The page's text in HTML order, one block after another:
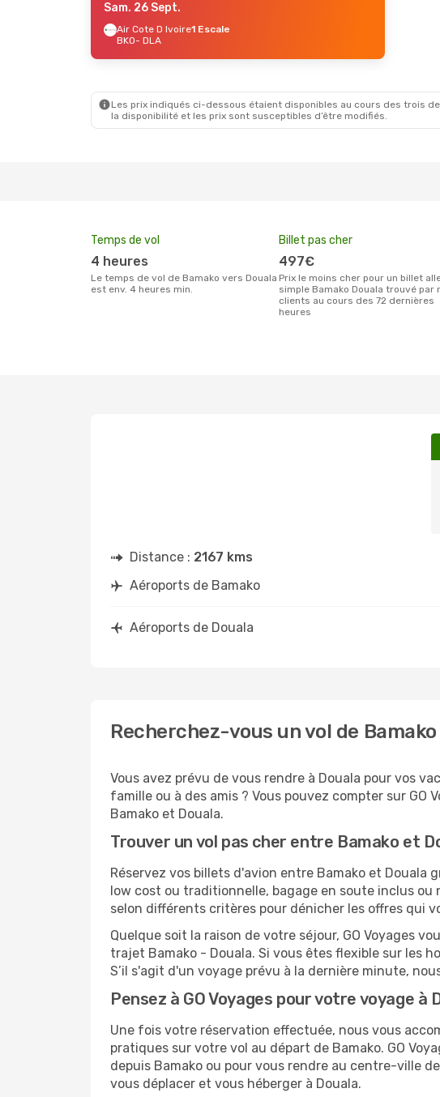
- Jeu. 24 Sept.
1 Escale
Sam. 26 Sept.
Air Cote D Ivoire1 Escale
BKO- DLA
Les prix indiqués ci-dessous étaient disponibles au cours des trois
la disponibilité et les prix sont susceptibles d’être modifiés.
Temps de vol
4 heures
Le temps de vol de Bamako vers Douala
est env. 4 heures min.
Billet pas cher
497€
Prix le moins cher pour un billet aller
simple Bamako Douala trouvé par
clients au cours des 72 dernières
heures
Distance : 2167 kms
Aéroports de Bamako
Aéroports de Douala
Recherchez-vous un vol de Bamako
Vous avez prévu de vous rendre à Douala pour vos
famille ou à des amis ? Vous pouvez compter sur
Bamako et Douala.
Trouver un vol pas cher entre Bamako et
Réservez vos billets d'avion entre Bamako et Douala
low cost ou traditionnelle, bagage en soute inclus
selon différents critères pour dénicher les offres qui
Quelque soit la raison de votre séjour, GO Voyages
trajet Bamako - Douala. Si vous êtes flexible sur les
S’il s'agit d'un voyage prévu à la dernière minute,
Pensez à GO Voyages pour votre voyage à
Une fois votre réservation effectuée, nous vous
pratiques sur votre vol au départ de Bamako. GO
depuis Bamako ou pour vous rendre au centre-ville
vous déplacer et vous héberger à Douala.